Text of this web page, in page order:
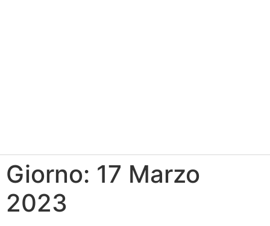
Giorno: 17 Marzo
2023